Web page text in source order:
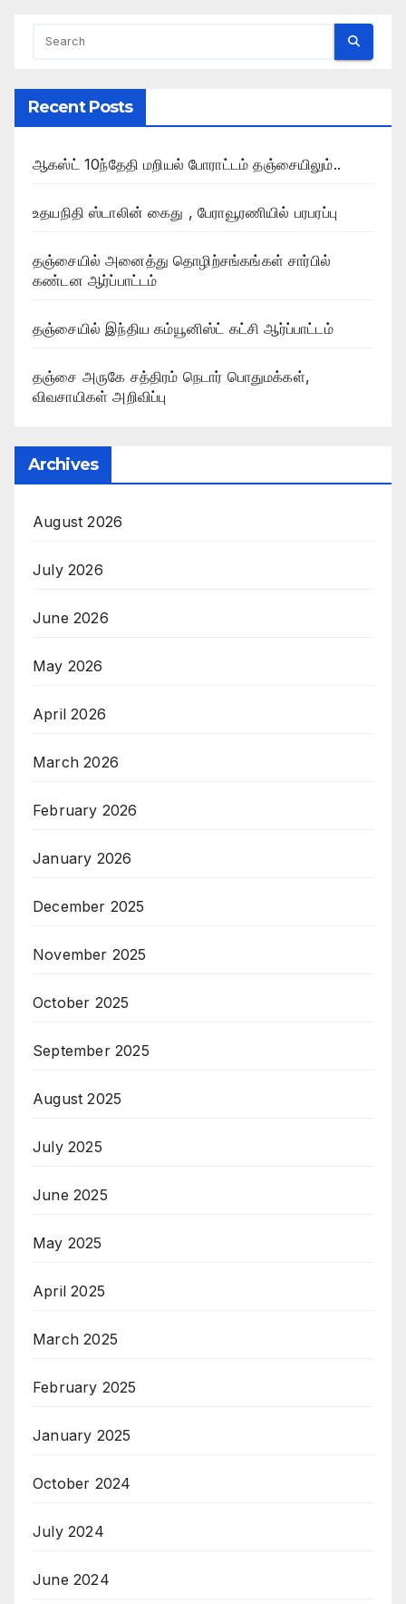
Recent Posts
ஆகஸ்ட் 10ந்தேதி மறியல் போராட்டம் தஞ்சையிலும்..
உதயநிதி ஸ்டாலின் கைது , பேராவூரணியில் பரபரப்பு
தஞ்சையில் அனைத்து தொழிற்சங்கங்கள் சார்பில்
கண்டன ஆர்ப்பாட்டம்
தஞ்சையில் இந்திய கம்யூனிஸ்ட் கட்சி ஆர்ப்பாட்டம்
தஞ்சை அருகே சத்திரம் நெடார் பொதுமக்கள்,
விவசாயிகள் அறிவிப்பு
Archives
August 2026
July 2026
June 2026
May 2026
April 2026
March 2026
February 2026
January 2026
December 2025
November 2025
October 2025
September 2025
August 2025
July 2025
June 2025
May 2025
April 2025
March 2025
February 2025
January 2025
October 2024
July 2024
June 2024